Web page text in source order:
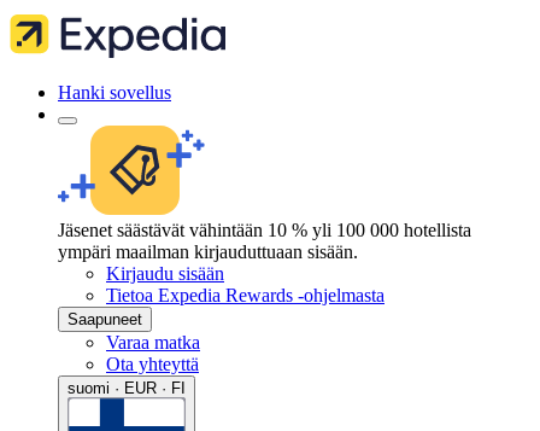
Hanki sovellus
Jäsenet säästävät vähintään 10 % yli 100 000 hotellista
ympäri maailman kirjauduttuaan sisään.
Kirjaudu sisään
Tietoa Expedia Rewards -ohjelmasta
Saapuneet
Varaa matka
Ota yhteyttä
suomi · EUR · FI